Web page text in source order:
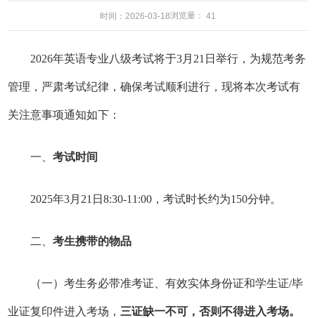
时间：2026-03-18浏览量： 41
2026年英语专业八级考试将于3月21日举行，为规范考务
管理，严肃考试纪律，确保考试顺利进行，现将本次考试有
关注意事项通知如下：
一、考试时间
2025年3月21日8:30-11:00，考试时长约为150分钟。
二、考生携带的物品
（一）考生务必带准考证、有效实体身份证和学生证/毕
业证复印件进入考场， 三证缺一不可，否则不得进入考场。